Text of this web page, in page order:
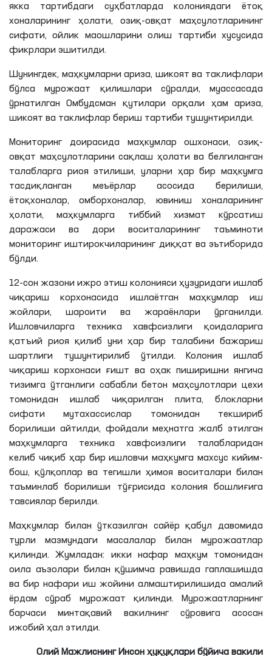
якка тартибдаги суҳбатларда колониядаги ётоқ
хоналарининг ҳолати, озиқ-овқат маҳсулотларининг
сифати, ойлик маошларини олиш тартиби хусусида
фикрлари эшитилди.
Шунингдек, маҳкумларни ариза, шикоят ва таклифлари
бўлса мурожаат қилишлари сўралди, муассасада
ўрнатилган Омбудсман қутилари орқали ҳам ариза,
шикоят ва таклифлар бериш тартиби тушунтирилди.
Мониторинг доирасида маҳкумлар ошхонаси, озиқ-
овқат маҳсулотларини сақлаш ҳолати ва белгиланган
талабларга риоя этилиши, уларни ҳар бир маҳкумга
тасдиқланган меъёрлар асосида берилиши,
ётоқхоналар, омборхоналар, ювиниш хоналарининг
ҳолати, маҳкумларга тиббий хизмат кўрсатиш
даражаси ва дори воситаларининг таъминоти
мониторинг иштирокчиларининг диққат ва эътиборида
бўлди.
12-сон жазони ижро этиш колонияси ҳузуридаги ишлаб
чиқариш корхонасида ишлаётган маҳкумлар иш
жойлари, шароити ва жараёнлари ўрганилди.
Ишловчиларга техника хавфсизлиги қоидаларига
қатъий риоя қилиб уни ҳар бир талабини бажариш
шартлиги тушунтирилиб ўтилди. Колония ишлаб
чиқариш корхонаси ғишт ва оҳак пиширишни янгича
тизимга ўтганлиги сабабли бетон маҳсулотлари цехи
томонидан ишлаб чиқарилган плита, блокларни
сифати мутахассислар томонидан текшириб
борилиши айтилди, фойдали меҳнатга жалб этилган
маҳкумларга техника хавфсизлиги талабларидан
келиб чиқиб ҳар бир ишловчи маҳкумга махсус кийим-
бош, қўлқоплар ва тегишли ҳимоя воситалари билан
таъминлаб борилиши тўғрисида колония бошлиғига
тавсиялар берилди.
Маҳкумлар билан ўтказилган сайёр қабул давомида
турли мазмундаги масалалар билан мурожаатлар
қилинди. Жумладан: икки нафар маҳкум томонидан
оила аъзолари билан қўшимча равишда гаплашишда
ва бир нафари иш жойини алмаштирилишида амалий
ёрдам сўраб мурожаат қилинди. Мурожаатларнинг
барчаси минтақавий вакилнинг сўровига асосан
ижобий ҳал этилди.
Олий Мажлиснинг Инсон ҳуқуқлари бўйича вакили